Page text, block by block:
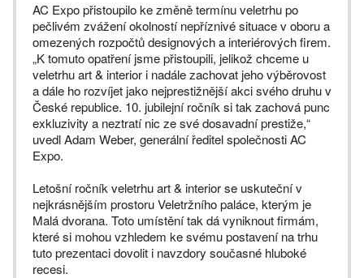
AC Expo přistoupilo ke změně termínu veletrhu po
pečlivém zvážení okolností nepříznivé situace v oboru a
omezených rozpočtů designových a interiérových firem.
„K tomuto opatření jsme přistoupili, jelikož chceme u
veletrhu art & interior i nadále zachovat jeho výběrovost
a dále ho rozvíjet jako nejprestižnější akci svého druhu v
České republice. 10. jubilejní ročník si tak zachová punc
exkluzivity a neztratí nic ze své dosavadní prestiže,“
uvedl Adam Weber, generální ředitel společnosti AC
Expo.
Letošní ročník veletrhu art & interior se uskuteční v
nejkrásnějším prostoru Veletržního paláce, kterým je
Malá dvorana. Toto umístění tak dá vyniknout firmám,
které si mohou vzhledem ke svému postavení na trhu
tuto prezentaci dovolit i navzdory současné hluboké
recesi.